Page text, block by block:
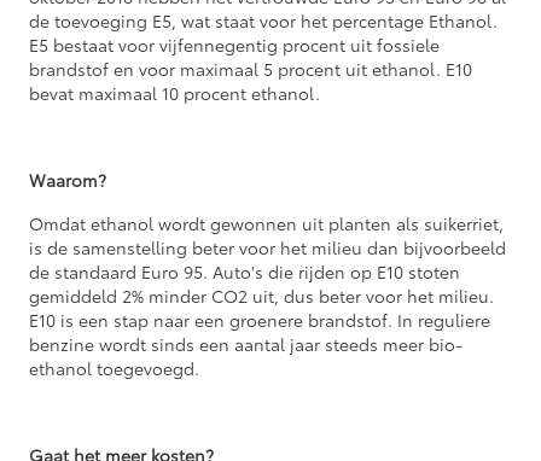
de toevoeging E5, wat staat voor het percentage Ethanol.
E5 bestaat voor vijfennegentig procent uit fossiele
brandstof en voor maximaal 5 procent uit ethanol. E10
bevat maximaal 10 procent ethanol.
Waarom?
Omdat ethanol wordt gewonnen uit planten als suikerriet,
is de samenstelling beter voor het milieu dan bijvoorbeeld
de standaard Euro 95. Auto's die rijden op E10 stoten
gemiddeld 2% minder CO2 uit, dus beter voor het milieu.
E10 is een stap naar een groenere brandstof. In reguliere
benzine wordt sinds een aantal jaar steeds meer bio-
ethanol toegevoegd.
Gaat het meer kosten?